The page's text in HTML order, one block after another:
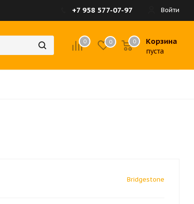
Войти
+7 958 577-07-97
0 0 Корзина
пуста
0
Bridgestone